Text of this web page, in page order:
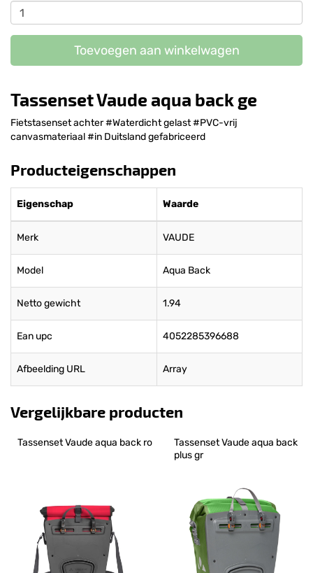
Toevoegen aan winkelwagen
Tassenset Vaude aqua back ge
Fietstasenset achter #Waterdicht gelast #PVC-vrij
canvasmateriaal #in Duitsland gefabriceerd
Producteigenschappen
Eigenschap Waarde
Merk VAUDE
Model Aqua Back
Netto gewicht 1.94
Ean upc 4052285396688
Afbeelding URL Array
Vergelijkbare producten
Tassenset Vaude aqua back ro
Tassenset Vaude aqua back
plus gr